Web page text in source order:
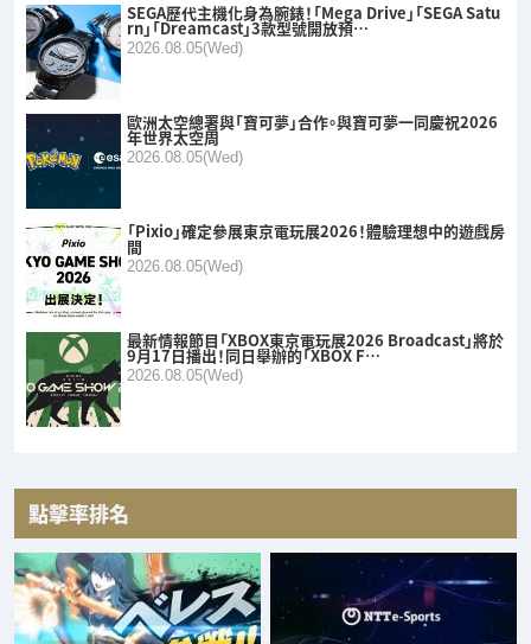
SEGA歷代主機化身為腕錶！「Mega Drive」「SEGA Satu
rn」「Dreamcast」3款型號開放預…
2026.08.05(Wed)
歐洲太空總署與「寶可夢」合作。與寶可夢一同慶祝2026
年世界太空周
2026.08.05(Wed)
「Pixio」確定參展東京電玩展2026！體驗理想中的遊戲房
間
2026.08.05(Wed)
最新情報節目「XBOX東京電玩展2026 Broadcast」將於
9月17日播出！同日舉辦的「XBOX F…
2026.08.05(Wed)
點擊率排名